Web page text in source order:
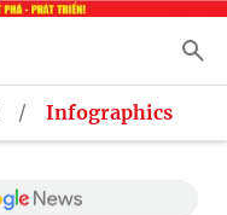
/ Infographics